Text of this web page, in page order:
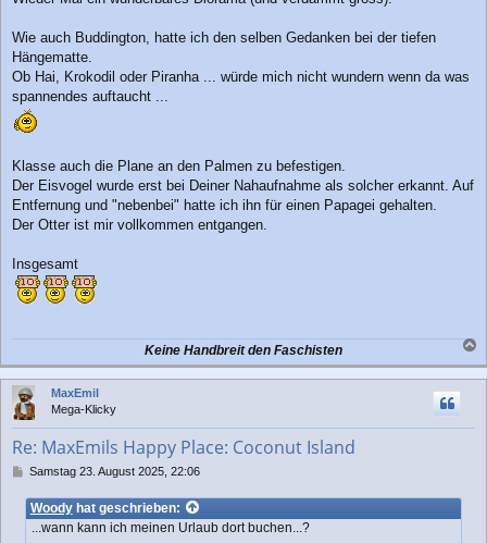
i
r
a
g
Wie auch Buddington, hatte ich den selben Gedanken bei der tiefen
Hängematte.
Ob Hai, Krokodil oder Piranha ... würde mich nicht wundern wenn da was
spannendes auftaucht ...
Klasse auch die Plane an den Palmen zu befestigen.
Der Eisvogel wurde erst bei Deiner Nahaufnahme als solcher erkannt. Auf
Entfernung und "nebenbei" hatte ich ihn für einen Papagei gehalten.
Der Otter ist mir vollkommen entgangen.
Insgesamt
Keine Handbreit den Faschisten
a
c
MaxEmil
Mega-Klicky
Re: MaxEmils Happy Place: Coconut Island
B
i
t
Samstag 23. August 2025, 22:06
Woodyhat geschrieben:
...wann kann ich meinen Urlaub dort buchen...?